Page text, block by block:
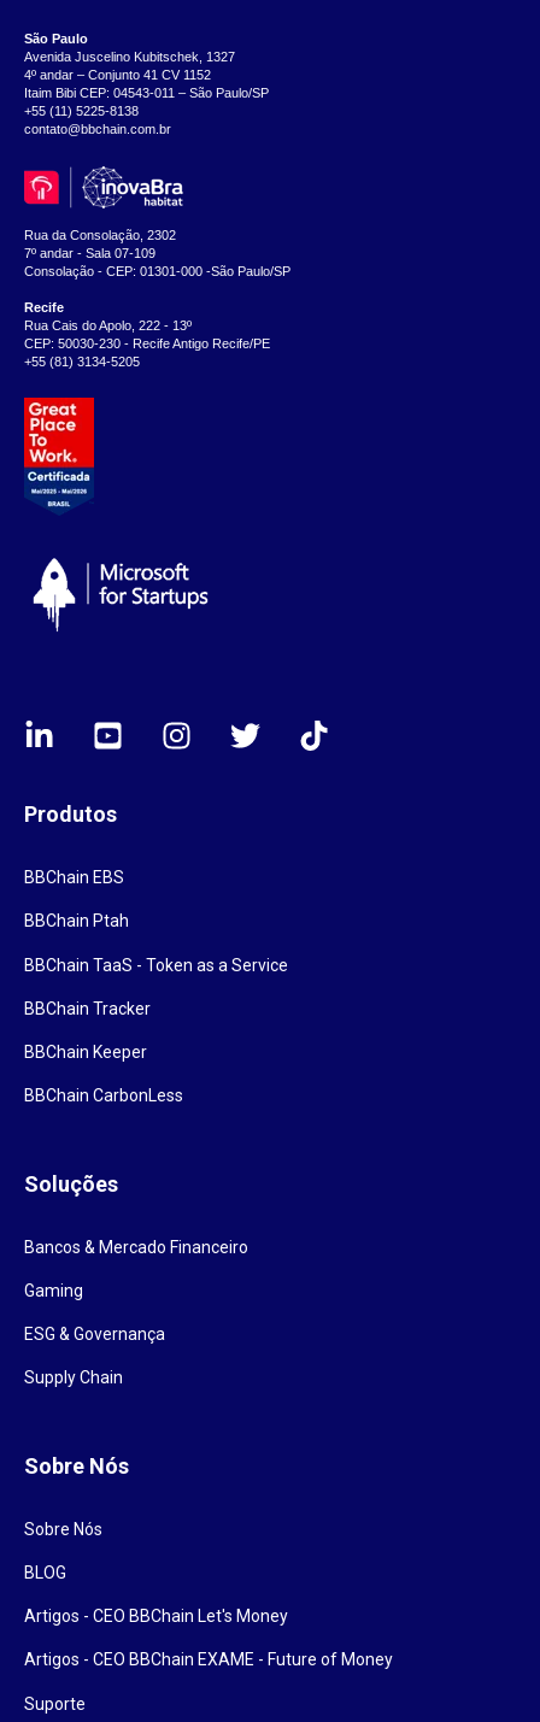
São Paulo
Avenida Juscelino Kubitschek, 1327
4º andar – Conjunto 41 CV 1152
Itaim Bibi CEP: 04543-011 – São Paulo/SP
+55 (11) 5225-8138
contato@bbchain.com.br
Rua da Consolação, 2302
7º andar - Sala 07-109
Consolação - CEP: 01301-000 -São Paulo/SP
Recife
Rua Cais do Apolo, 222 - 13º
CEP: 50030-230 - Recife Antigo Recife/PE
+55 (81) 3134-5205
Produtos
BBChain EBS
BBChain Ptah
BBChain TaaS - Token as a Service
BBChain Tracker
BBChain Keeper
BBChain CarbonLess
Soluções
Bancos & Mercado Financeiro
Gaming
ESG & Governança
Supply Chain
Sobre Nós
Sobre Nós
BLOG
Artigos - CEO BBChain Let's Money
Artigos - CEO BBChain EXAME - Future of Money
Suporte